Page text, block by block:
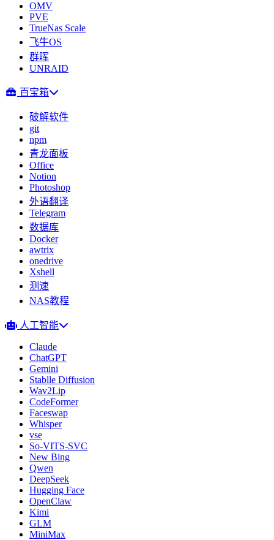
OMV
PVE
TrueNas Scale
飞牛OS
群晖
UNRAID
百宝箱
破解软件
git
npm
青龙面板
Office
Notion
Photoshop
外语翻译
Telegram
数据库
Docker
awtrix
onedrive
Xshell
测速
NAS教程
人工智能
Claude
ChatGPT
Gemini
Stablle Diffusion
Wav2Lip
CodeFormer
Faceswap
Whisper
vse
So-VITS-SVC
New Bing
Qwen
DeepSeek
Hugging Face
OpenClaw
Kimi
GLM
MiniMax